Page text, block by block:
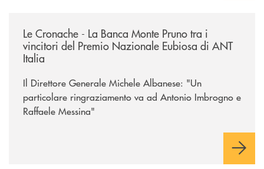
Le Cronache - La Banca Monte Pruno tra i
vincitori del Premio Nazionale Eubiosa di ANT
Italia
Il Direttore Generale Michele Albanese: "Un
particolare ringraziamento va ad Antonio Imbrogno e
Raffaele Messina"